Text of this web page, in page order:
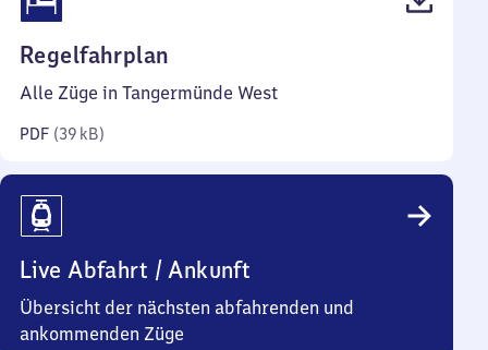
Regelfahrplan
39
Alle Züge in Tangermünde West
PDF (39 kB)
Live Abfahrt / Ankunft
Übersicht der nächsten abfahrenden und
ankommenden Züge